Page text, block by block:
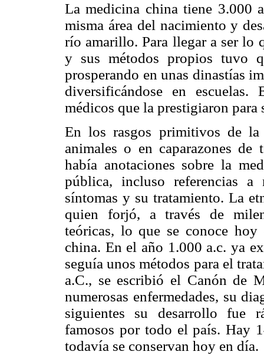
La medicina china tiene 3.000
misma área del nacimiento y
río amarillo. Para llegar a ser lo
y sus métodos propios tuvo
prosperando en unas dinastías
diversificándose en
médicos que la prestigiaron para
En los rasgos primitivos de la
animales o en caparazones
había anotaciones sobre la
pública, incluso referencias a
síntomas y su tratamiento. La
quien forjó, a través de
teóricas, lo que se conoce
china. En el año 1.000 a.c. ya
seguía unos métodos para el
a.C., se escribió el Canón de
numerosas enfermedades, su
siguientes su desarrollo fue
famosos por todo el país. Hay
todavía se conservan hoy en día.